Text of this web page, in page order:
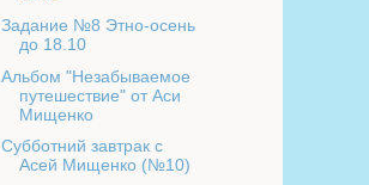
Задание №8 Этно-осень
до 18.10
Альбом "Незабываемое
путешествие" от Аси
Мищенко
Субботний завтрак с
Асей Мищенко (№10)